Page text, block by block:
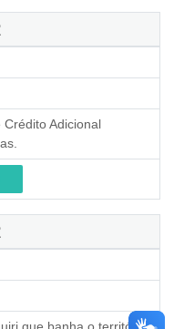
Adicional
que banha o território